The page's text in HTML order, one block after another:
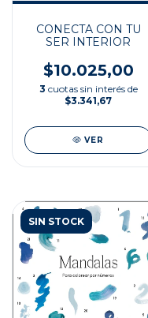
CONECTA CON TU
SER INTERIOR
$10.025,00
3 cuotas sin interés de
$3.341,67
VER
SIN STOCK